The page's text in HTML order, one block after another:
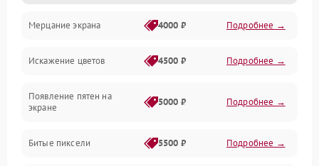
Подсветка и LED-модули
Звук и аудиосистема
Сигнал и приём каналов
Мерцание экрана 4000 ₽ Подробнее →
Искажение цветов 4500 ₽ Подробнее →
Появление пятен на
экране
5000 ₽ Подробнее →
Битые пиксели 5500 ₽ Подробнее →